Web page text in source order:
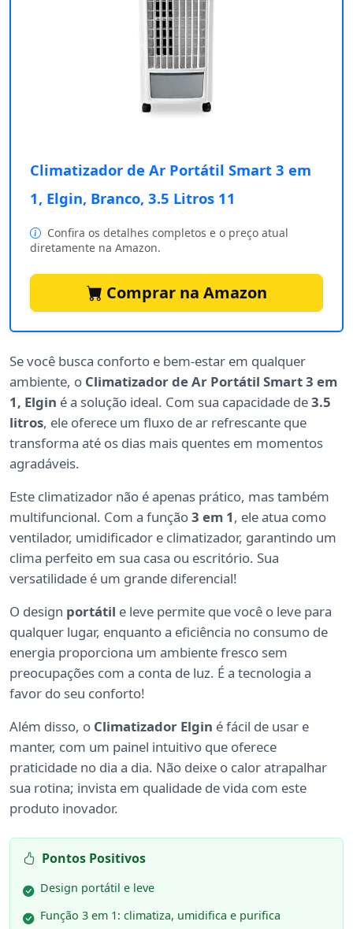
Climatizador de Ar Portátil Smart 3 em
1, Elgin, Branco, 3.5 Litros 11
Confira os detalhes completos e o preço atual
diretamente na Amazon.
Comprar na Amazon
Se você busca conforto e bem-estar em qualquer
ambiente, o Climatizador de Ar Portátil Smart 3 em
1, Elgin é a solução ideal. Com sua capacidade de3.5
litros, ele oferece um fluxo de ar refrescante que
transforma até os dias mais quentes em momentos
agradáveis.
Este climatizador não é apenas prático, mas também
multifuncional. Com a função3 em 1, ele atua como
ventilador, umidificador e climatizador, garantindo um
clima perfeito em sua casa ou escritório. Sua
versatilidade é um grande diferencial!
O design portátil e leve permite que você o leve para
qualquer lugar, enquanto a eficiência no consumo de
energia proporciona um ambiente fresco sem
preocupações com a conta de luz. É a tecnologia a
favor do seu conforto!
Além disso, o Climatizador Elgin é fácil de usar e
manter, com um painel intuitivo que oferece
praticidade no dia a dia. Não deixe o calor atrapalhar
sua rotina; invista em qualidade de vida com este
produto inovador.
Pontos Positivos
Design portátil e leve
Função 3 em 1: climatiza, umidifica e purifica